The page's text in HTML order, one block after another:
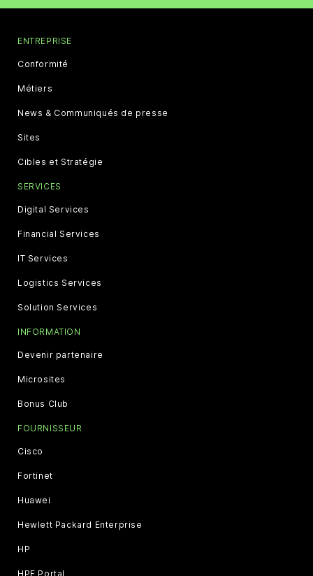
ENTREPRISE
Conformité
Métiers
News & Communiqués de presse
Sites
Cibles et Stratégie
SERVICES
Digital Services
Financial Services
IT Services
Logistics Services
Solution Services
INFORMATION
Devenir partenaire
Microsites
Bonus Club
FOURNISSEUR
Cisco
Fortinet
Huawei
Hewlett Packard Enterprise
HP
HPE Portal